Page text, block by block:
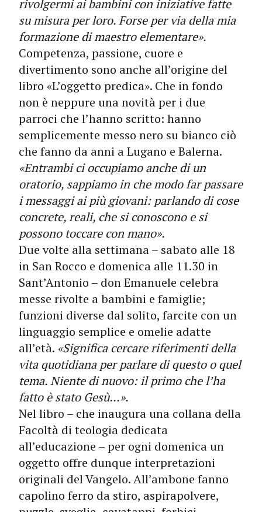
rivolgermi ai bambini con iniziative fatte
su misura per loro. Forse per via della mia
formazione di maestro elementare».
Competenza, passione, cuore e
divertimento sono anche all’origine del
libro «L’oggetto predica». Che in fondo
non è neppure una novità per i due
parroci che l’hanno scritto: hanno
semplicemente messo nero su bianco ciò
che fanno da anni a Lugano e Balerna.
«Entrambi ci occupiamo anche di un
oratorio, sappiamo in che modo far passare
i messaggi ai più giovani: parlando di cose
concrete, reali, che si conoscono e si
possono toccare con mano».
Due volte alla settimana – sabato alle 18
in San Rocco e domenica alle 11.30 in
Sant’Antonio – don Emanuele celebra
messe rivolte a bambini e famiglie;
funzioni diverse dal solito, farcite con un
linguaggio semplice e omelie adatte
all’età. «Significa cercare riferimenti della
vita quotidiana per parlare di questo o quel
tema. Niente di nuovo: il primo che l’ha
fatto è stato Gesù...».
Nel libro – che inaugura una collana della
Facoltà di teologia dedicata
all’educazione – per ogni domenica un
oggetto offre dunque interpretazioni
originali del Vangelo. All’ambone fanno
capolino ferro da stiro, aspira­polvere,